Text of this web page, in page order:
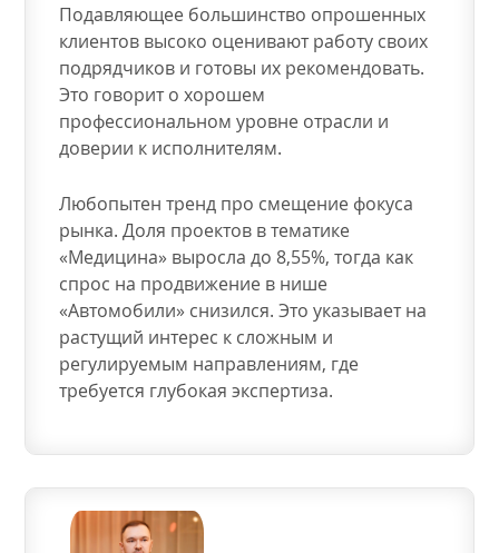
Подавляющее большинство опрошенных
клиентов высоко оценивают работу своих
подрядчиков и готовы их рекомендовать.
Это говорит о хорошем
профессиональном уровне отрасли и
доверии к исполнителям.
Любопытен тренд про смещение фокуса
рынка. Доля проектов в тематике
«Медицина» выросла до 8,55%, тогда как
спрос на продвижение в нише
«Автомобили» снизился. Это указывает на
растущий интерес к сложным и
регулируемым направлениям, где
требуется глубокая экспертиза.